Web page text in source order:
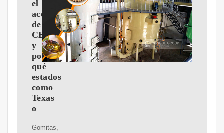
el
aceite
de
CBD
y
por
qué
estados
como
Texas
o
Gomitas,